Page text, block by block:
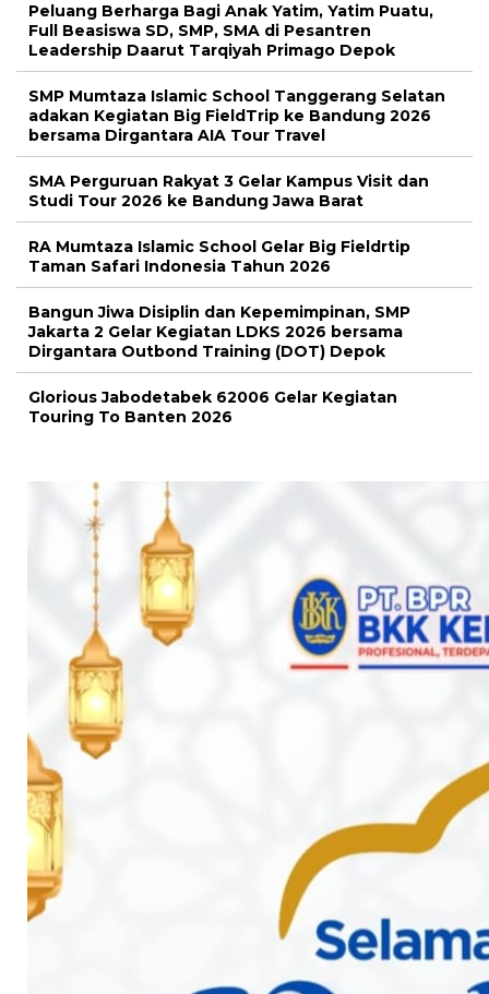
Peluang Berharga Bagi Anak Yatim, Yatim Puatu,
Full Beasiswa SD, SMP, SMA di Pesantren
Leadership Daarut Tarqiyah Primago Depok
SMP Mumtaza Islamic School Tanggerang Selatan
adakan Kegiatan Big FieldTrip ke Bandung 2026
bersama Dirgantara AIA Tour Travel
SMA Perguruan Rakyat 3 Gelar Kampus Visit dan
Studi Tour 2026 ke Bandung Jawa Barat
RA Mumtaza Islamic School Gelar Big Fieldrtip
Taman Safari Indonesia Tahun 2026
Bangun Jiwa Disiplin dan Kepemimpinan, SMP
Jakarta 2 Gelar Kegiatan LDKS 2026 bersama
Dirgantara Outbond Training (DOT) Depok
Glorious Jabodetabek 62006 Gelar Kegiatan
Touring To Banten 2026